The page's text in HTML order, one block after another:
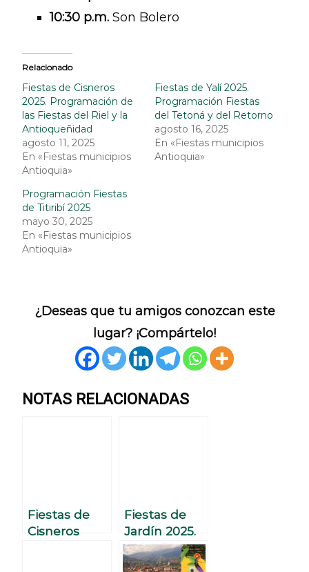
10:30 p.m. Son Bolero
Relacionado
Fiestas de Cisneros
2025. Programación de
las Fiestas del Riel y la
Antioqueñidad
agosto 11, 2025
En «Fiestas municipios
Antioquia»
Fiestas de Yalí 2025.
Programación Fiestas
del Tetoná y del Retorno
agosto 16, 2025
En «Fiestas municipios
Antioquia»
Programación Fiestas
de Titiribí 2025
mayo 30, 2025
En «Fiestas municipios
Antioquia»
¿Deseas que tu amigos conozcan este
lugar? ¡Compártelo!
NOTAS RELACIONADAS
Fiestas de
Cisneros
Fiestas de
Jardín 2025.
Programació
n Fiestas de